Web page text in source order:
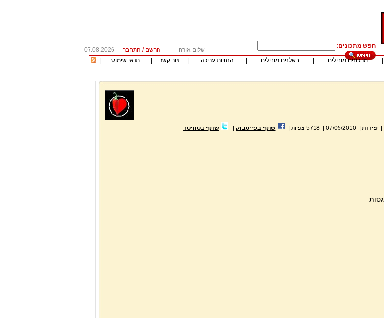
חפש מתכונים:
שלום אורח הרשם / התחבר
07.08.2026
מתכונים מובילים בשלנים מובילים הנחיות עריכה צור קשר תנאי שימוש
|פירות |
07/05/2010
|
5718 צפיות שתף בפייסבוק שתף בטוויטר